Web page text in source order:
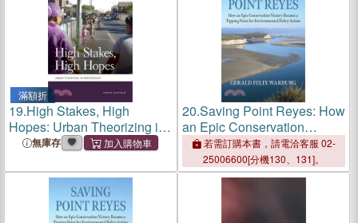
滿額折
19.High Stakes, High
Hopes: Urban Theorizing in
Partnership
無庫存
20.Saving Point Reyes: How
an Epic Conservation
Victory Became a Tipping
Point for Environmental
Policy Action
若需訂購本書，請電洽客服 02-
25006600[分機130、131]。